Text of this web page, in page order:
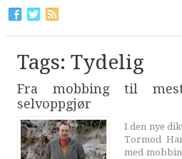
Tags: Tydelig
Fra mobbing til
selvoppgjør
I den nye
Tormod
med